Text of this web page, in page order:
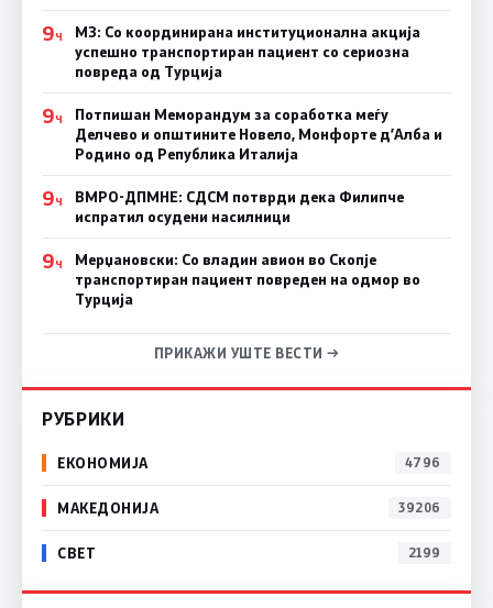
9Ч
МЗ: Со координирана институционална акција
успешно транспортиран пациент со сериозна
повреда од Турција
9Ч
Потпишан Меморандум за соработка меѓу
Делчево и општините Новело, Монфорте д’Алба и
Родино од Република Италија
9Ч
ВМРО-ДПМНЕ: СДСM потврди дека Филипче
испратил осудени насилници
9Ч
Мерџановски: Со владин авион во Скопје
транспортиран пациент повреден на одмор во
Турција
ПРИКАЖИ УШТЕ ВЕСТИ →
РУБРИКИ
ЕКОНОМИЈА 4796
МАКЕДОНИЈА 39206
СВЕТ 2199